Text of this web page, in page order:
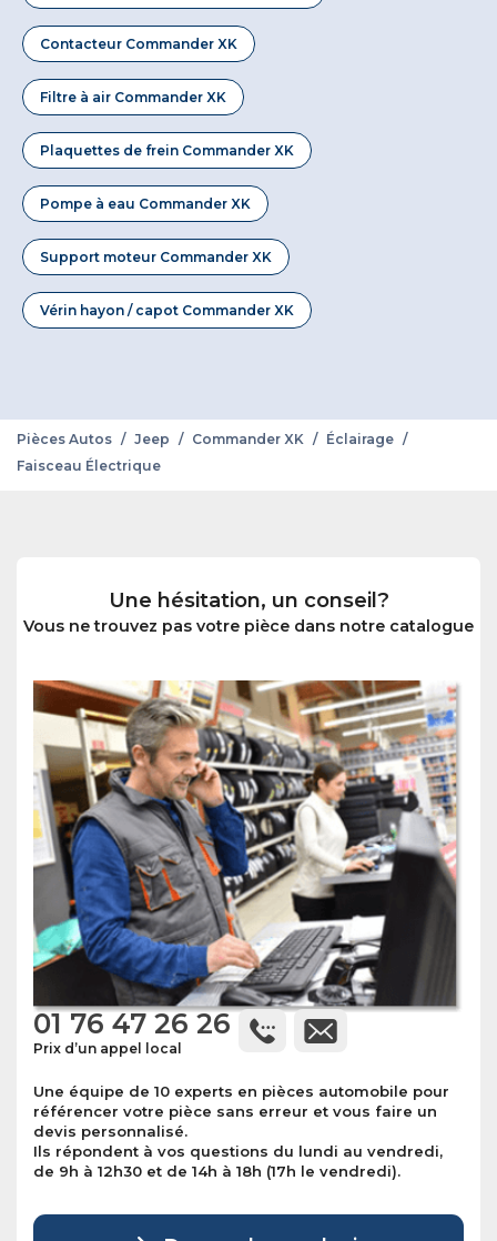
Contacteur Commander XK
Filtre à air Commander XK
Plaquettes de frein Commander XK
Pompe à eau Commander XK
Support moteur Commander XK
Vérin hayon / capot Commander XK
Pièces Autos / Jeep / Commander XK / Éclairage /
Faisceau Électrique
Une hésitation, un conseil?
Vous ne trouvez pas votre pièce dans notre catalogue
01 76 47 26 26
Prix d’un appel local
Une équipe de 10 experts en pièces automobile pour
référencer votre pièce sans erreur et vous faire un
devis personnalisé.
Ils répondent à vos questions du lundi au vendredi,
de 9h à 12h30 et de 14h à 18h (17h le vendredi).